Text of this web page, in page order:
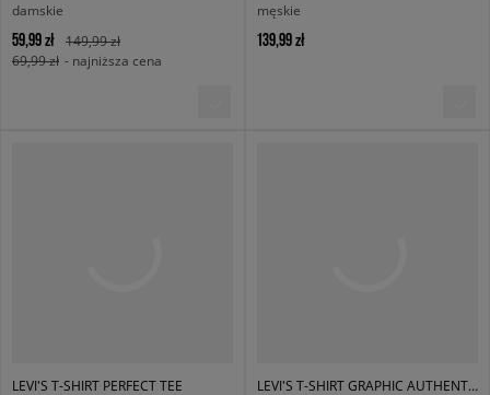
damskie
59,99 zł
149,99 zł
69,99 zł - najniższa cena
męskie
139,99 zł
LEVI'S T-SHIRT PERFECT TEE
LEVI'S T-SHIRT GRAPHIC AUTHENTIC TSHIRT WHITES